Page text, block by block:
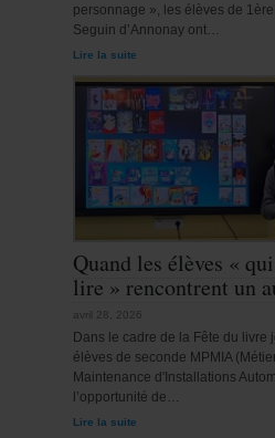
personnage », les élèves de
Seguin d’Annonay ont…
Lire la suite
Quand les élèves «
lire » rencontrent un
avril 28, 2026
Dans le cadre de la Fête du livre
élèves de seconde MPMIA
Maintenance d'Installations
l’opportunité de…
Lire la suite